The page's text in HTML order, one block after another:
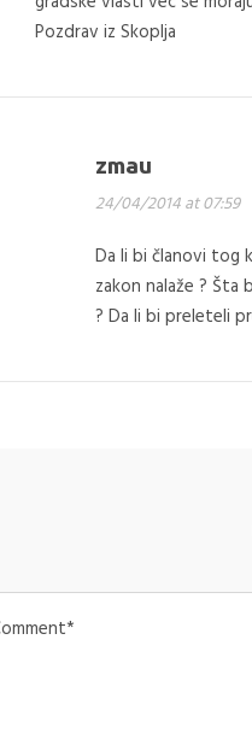
Pozdrav iz Skoplja
zmau
24/04/2014 at 07:59
Da li bi članovi tog
zakon nalaže ?
? Da li bi preleteli